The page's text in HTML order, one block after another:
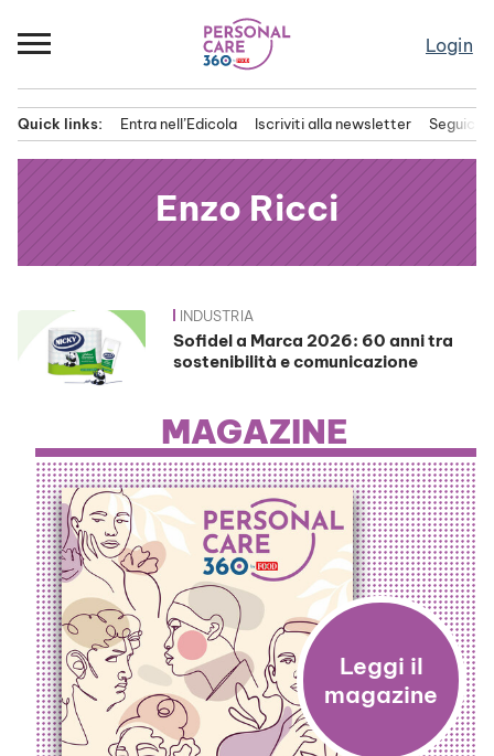
al
Login
principale
Quick links: Entra nell’Edicola Iscriviti alla newsletter Seguici
Enzo Ricci
News INDUSTRIA
Sofidel a Marca 2026: 60 anni tra
sostenibilità e comunicazione
MAGAZINE